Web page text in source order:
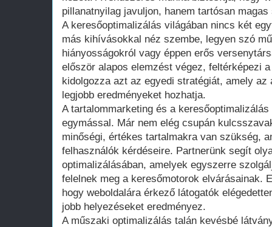
pillanatnyilag javuljon, hanem tartósan
A keresőoptimalizálás világában nincs két
más kihívásokkal néz szembe, legyen szó
hiányosságokról vagy éppen erős
először alapos elemzést végez, feltérképezi
kidolgozza azt az egyedi stratégiát, amely
legjobb eredményeket hozhatja.
A tartalommarketing és a
egymással. Már nem elég csupán
minőségi, értékes tartalmakra van szükség,
felhasználók kérdéseire. Partnerünk segít
optimalizálásában, amelyek egyszerre
felelnek meg a keresőmotorok elvárásainak.
hogy weboldalára érkező látogatók
jobb helyezéseket eredményez.
A műszaki optimalizálás talán kevésbé